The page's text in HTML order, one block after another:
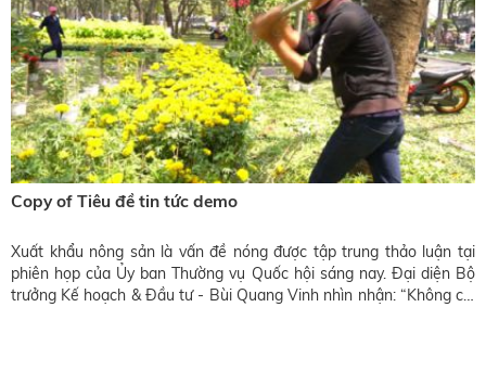
Copy of Tiêu đề tin tức demo
Xuất khẩu nông sản là vấn đề nóng được tập trung thảo luận tại
phiên họp của Ủy ban Thường vụ Quốc hội sáng nay. Đại diện Bộ
trưởng Kế hoạch & Đầu tư - Bùi Quang Vinh nhìn nhận: “Không chỉ